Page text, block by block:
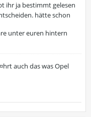
ihr ja bestimmt gelesen
hätte schon
unter euren hintern
auch das was Opel